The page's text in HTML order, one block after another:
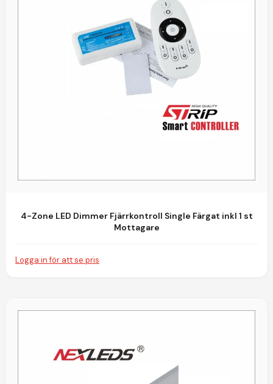
4-Zone LED Dimmer Fjärrkontroll Single Färgat inkl 1 st
Mottagare
Logga in för att se pris